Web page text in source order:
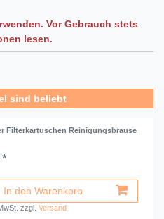
Vor Gebrauch stets
lesen.
sind beliebt
Filterkartuschen Reinigungsbrause
*
In den Warenkorb
zzgl.Versand